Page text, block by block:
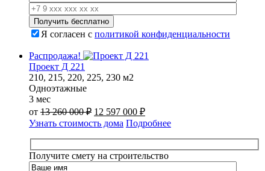
Я согласен с политикой конфиденциальности
Распродажа!
Проект Д 221
210, 215, 220, 225, 230 м2
Одноэтажные
3 мес
от 13 260 000₽ Первоначальная
цена
составляла
13
260
000 ₽.
12 597 000 ₽Текущая
цена:
12
597
000 ₽.
Узнать стоимость дома Подробнее
Получите смету на строительство